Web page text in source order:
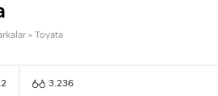
» Toyata
3.236